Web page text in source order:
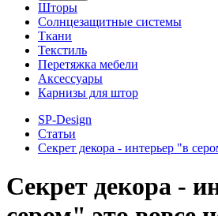
Шторы
Солнцезащитные системы
Ткани
Текстиль
Перетяжка мебели
Аксессуары
Карнизы для штор
SP-Design
Статьи
Секрет декора - интерьер "в
Секрет декора -